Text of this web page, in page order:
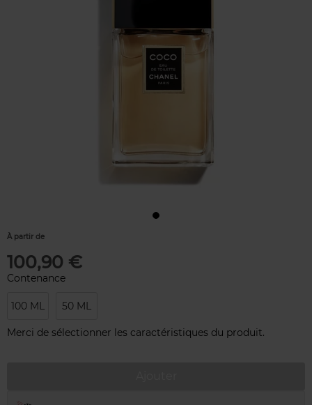
À partir de
100,90 €
Contenance
100 ML 50 ML
Merci de sélectionner les caractéristiques du produit.